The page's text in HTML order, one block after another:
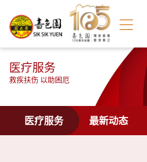
医疗服务
救疾扶伤 以助困厄
医疗服务 最新动态